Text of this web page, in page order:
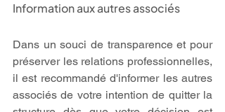
Information aux autres associés
Dans un souci de transparence et pour
préserver les relations professionnelles,
il est recommandé d'informer les autres
associés de votre intention de quitter la